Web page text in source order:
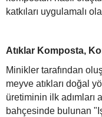
katkıları uygulamalı
Atıklar Komposta,
Minikler tarafından
meyve atıkları doğal
üretiminin ilk adımları
bahçesinde bulunan